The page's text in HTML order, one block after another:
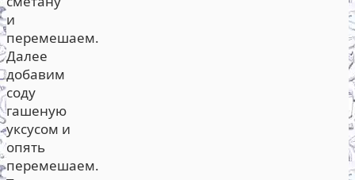
и
перемешаем.
Далее
добавим
соду
гашеную
уксусом и
опять
перемешаем.